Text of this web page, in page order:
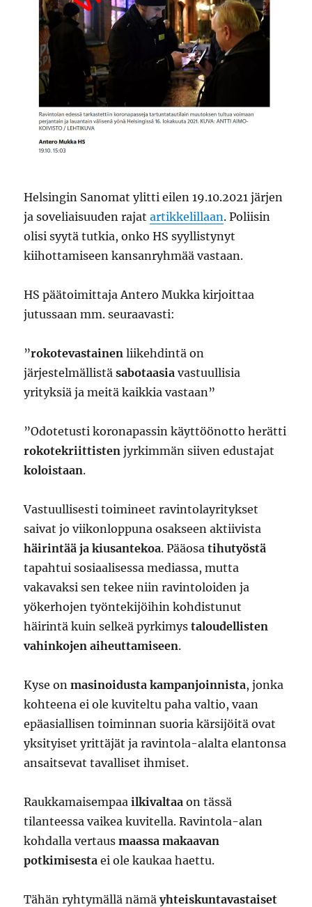
Helsingin Sanomat ylitti eilen 19.10.2021 järjen
ja soveliaisuuden rajatartikkelillaan. Poliisin
olisi syytä tutkia, onko HS syyllistynyt
kiihottamiseen kansanryhmää vastaan.
HS päätoimittaja Antero Mukka kirjoittaa
jutussaan mm. seuraavasti:
”rokote­vastainen liikehdintä on
järjestelmällistäsabotaasia vastuullisia
yrityksiä ja meitä kaikkia vastaan”
”Odotetusti koronapassin käyttöönotto herätti
rokotekriittisten jyrkimmän siiven edustajat
koloistaan.
Vastuullisesti toimineet ravintolayritykset
saivat jo viikonloppuna osakseen aktiivista
häirintää ja kiusantekoa. Pääosatihutyöstä
tapahtui sosiaalisessa mediassa, mutta
vakavaksi sen tekee niin ravintoloiden ja
yökerhojen työntekijöihin kohdistunut
häirintä kuin selkeä pyrkimystaloudellisten
vahinkojen aiheuttamiseen.
Kyse onmasinoidusta kampanjoinnista, jonka
kohteena ei ole kuviteltu paha valtio, vaan
epäasiallisen toiminnan suoria kärsijöitä ovat
yksityiset yrittäjät ja ravintola-alalta elantonsa
ansaitsevat tavalliset ihmiset.
Raukkamaisempaailkivaltaa on tässä
tilanteessa vaikea kuvitella. Ravintola-alan
kohdalla vertausmaassa makaavan
potkimisesta ei ole kaukaa haettu.
Tähän ryhtymällä nämäyhteiskuntavastaiset